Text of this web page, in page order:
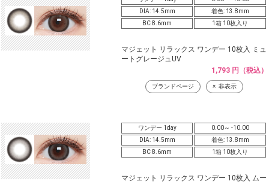
DIA: 14.5mm
着色: 13.8mm
BC 8.6mm
1箱 10枚入り
マジェット リラックス ワンデー 10枚入 ミュ
ートグレージュUV
1,793 円（税込）
ブランドページ 非表示
ワンデー 1day
0.00～ -10.00
DIA: 14.5mm
着色: 13.8mm
BC 8.6mm
1箱 10枚入り
マジェット リラックス ワンデー 10枚入 ムー